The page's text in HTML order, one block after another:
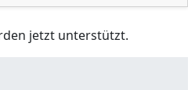
jetzt unterstützt.